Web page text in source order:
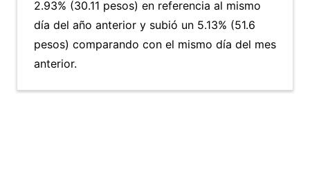
2.93% (30.11 pesos) en referencia al mismo
día del año anterior y subió un 5.13% (51.6
pesos) comparando con el mismo día del mes
anterior.